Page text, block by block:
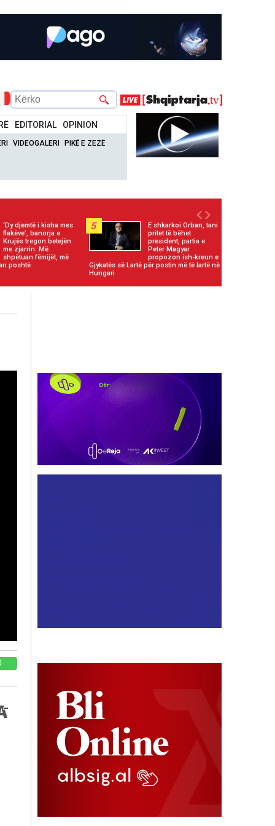
EDITORIAL OPINION
VIDEOGALERI PIKË E ZEZË
‘Dy djemtë i kisha mes
flakëve’, banorja e
Krujës tregon betejën
me zjarrin: Më
shpëtuan fëmijët, më
poshtë
5
E shkarkoi Orban, tani
pritet të bëhet
president, partia e
Peter Magyar
propozon ish-kreun e
Gjykatës së Lartë për postin më të lartë në
Hungari